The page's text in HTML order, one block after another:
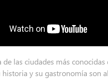
de las ciudades más
historia y su gastronomía son